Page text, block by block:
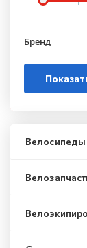
Бренд
Велосипеды